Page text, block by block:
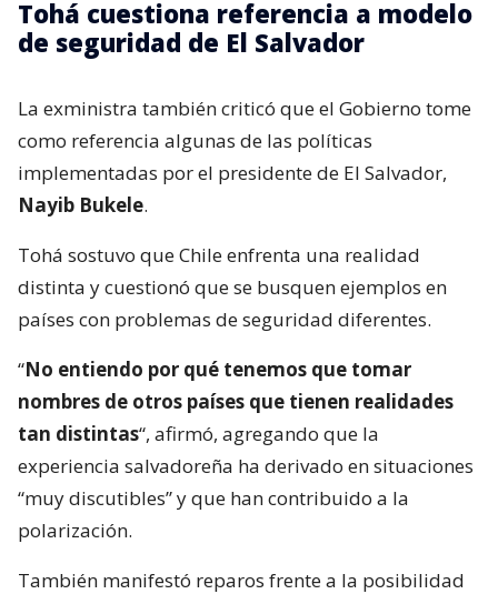
Tohá cuestiona referencia a modelo
de seguridad de El Salvador
La exministra también criticó que el Gobierno tome
como referencia algunas de las políticas
implementadas por el presidente de El Salvador,
Nayib Bukele.
Tohá sostuvo que Chile enfrenta una realidad
distinta y cuestionó que se busquen ejemplos en
países con problemas de seguridad diferentes.
“No entiendo por qué tenemos que tomar
nombres de otros países que tienen realidades
tan distintas“, afirmó, agregando que la
experiencia salvadoreña ha derivado en situaciones
“muy discutibles” y que han contribuido a la
polarización.
También manifestó reparos frente a la posibilidad